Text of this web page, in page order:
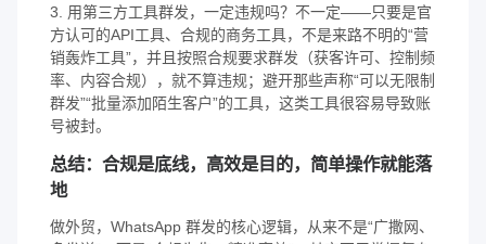
3. 用第三方工具群发，一定违规吗？不一定——只要是官
方认可的API工具、合规的商务工具，不是来路不明的“营
销轰炸工具”，并且按照合规要求群发（获客许可、控制频
率、内容合规），就不算违规；避开那些声称“可以无限制
群发”“批量添加陌生客户”的工具，这类工具很容易导致账
号被封。
总结：合规是底线，高效是目的，简单操作就能落
地
做外贸，WhatsApp 群发的核心逻辑，从来不是“广撒网、